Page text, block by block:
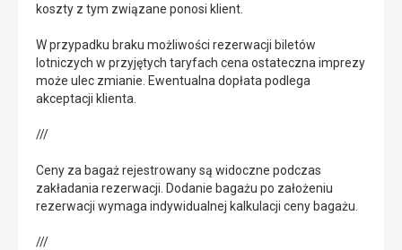
koszty z tym związane ponosi klient.
W przypadku braku możliwości rezerwacji biletów
lotniczych w przyjętych taryfach cena ostateczna imprezy
może ulec zmianie. Ewentualna dopłata podlega
akceptacji klienta.
///
Ceny za bagaż rejestrowany są widoczne podczas
zakładania rezerwacji. Dodanie bagażu po założeniu
rezerwacji wymaga indywidualnej kalkulacji ceny bagażu.
///